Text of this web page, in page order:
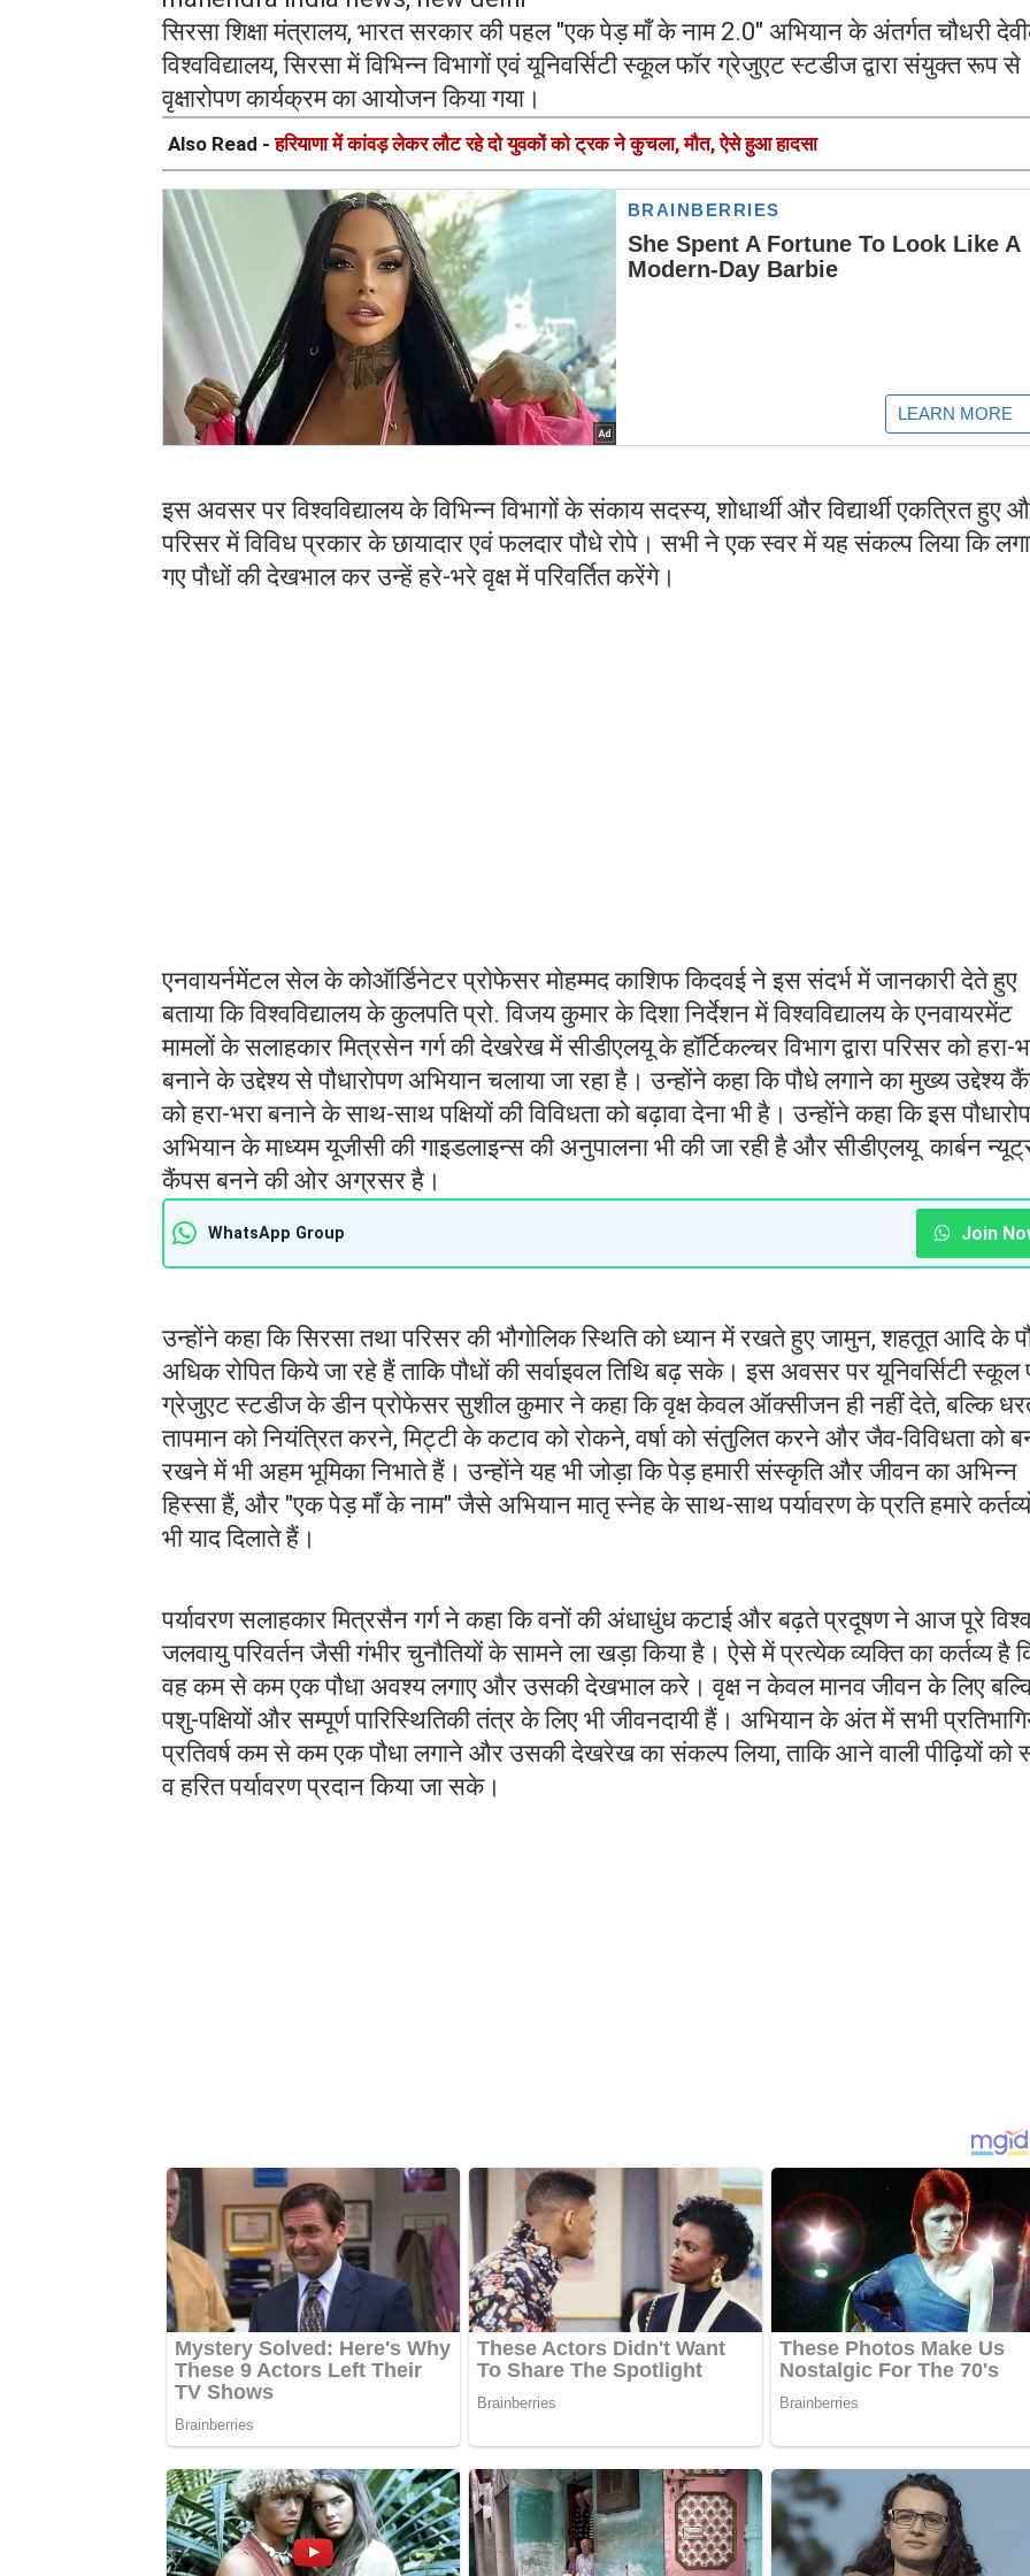
सिरसा शिक्षा मंत्रालय, भारत सरकार की पहल "एक पेड़ माँ के नाम 2.0" अभियान के अंतर्गत चौधरी
विश्वविद्यालय, सिरसा में विभिन्न विभागों एवं यूनिवर्सिटी स्कूल फॉर ग्रेजुएट स्टडीज द्वारा संयुक्त रूप से
वृक्षारोपण कार्यक्रम का आयोजन किया गया।
Also Read -हरियाणा में कांवड़ लेकर लौट रहे दो युवकों को ट्रक ने कुचला, मौत, ऐसे हुआ हादसा
इस अवसर पर विश्वविद्यालय के विभिन्न विभागों के संकाय सदस्य, शोधार्थी और विद्यार्थी एकत्रित हुए
परिसर में विविध प्रकार के छायादार एवं फलदार पौधे रोपे। सभी ने एक स्वर में यह संकल्प लिया कि
गए पौधों की देखभाल कर उन्हें हरे-भरे वृक्ष में परिवर्तित करेंगे।
एनवायर्नमेंटल सेल के कोऑर्डिनेटर प्रोफेसर मोहम्मद काशिफ किदवई ने इस संदर्भ में जानकारी देते हुए
बताया कि विश्वविद्यालय के कुलपति प्रो. विजय कुमार के दिशा निर्देशन में विश्वविद्यालय के एनवायरमेंट
मामलों के सलाहकार मित्रसेन गर्ग की देखरेख में सीडीएलयू के हॉर्टिकल्चर विभाग द्वारा परिसर को हरा-
बनाने के उद्देश्य से पौधारोपण अभियान चलाया जा रहा है। उन्होंने कहा कि पौधे लगाने का मुख्य उद्देश्य
को हरा-भरा बनाने के साथ-साथ पक्षियों की विविधता को बढ़ावा देना भी है। उन्होंने कहा कि इस
अभियान के माध्यम यूजीसी की गाइडलाइन्स की अनुपालना भी की जा रही है और सीडीएलयू कार्बन
कैंपस बनने की ओर अग्रसर है।
WhatsApp Group Join
उन्होंने कहा कि सिरसा तथा परिसर की भौगोलिक स्थिति को ध्यान में रखते हुए जामुन, शहतूत आदि के
अधिक रोपित किये जा रहे हैं ताकि पौधों की सर्वाइवल तिथि बढ़ सके। इस अवसर पर यूनिवर्सिटी स्कूल
ग्रेजुएट स्टडीज के डीन प्रोफेसर सुशील कुमार ने कहा कि वृक्ष केवल ऑक्सीजन ही नहीं देते, बल्कि
तापमान को नियंत्रित करने, मिट्टी के कटाव को रोकने, वर्षा को संतुलित करने और जैव-विविधता को
रखने में भी अहम भूमिका निभाते हैं। उन्होंने यह भी जोड़ा कि पेड़ हमारी संस्कृति और जीवन का अभिन्न
हिस्सा हैं, और "एक पेड़ माँ के नाम" जैसे अभियान मातृ स्नेह के साथ-साथ पर्यावरण के प्रति हमारे
भी याद दिलाते हैं।
पर्यावरण सलाहकार मित्रसैन गर्ग ने कहा कि वनों की अंधाधुंध कटाई और बढ़ते प्रदूषण ने आज पूरे
जलवायु परिवर्तन जैसी गंभीर चुनौतियों के सामने ला खड़ा किया है। ऐसे में प्रत्येक व्यक्ति का कर्तव्य है
वह कम से कम एक पौधा अवश्य लगाए और उसकी देखभाल करे। वृक्ष न केवल मानव जीवन के लिए
पशु-पक्षियों और सम्पूर्ण पारिस्थितिकी तंत्र के लिए भी जीवनदायी हैं। अभियान के अंत में सभी
प्रतिवर्ष कम से कम एक पौधा लगाने और उसकी देखरेख का संकल्प लिया, ताकि आने वाली पीढ़ियों को
व हरित पर्यावरण प्रदान किया जा सके।